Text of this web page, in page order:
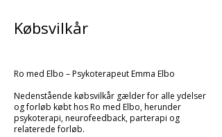
Købsvilkår
Ro med Elbo – Psykoterapeut Emma Elbo
Nedenstående købsvilkår gælder for alle ydelser
og forløb købt hos Ro med Elbo, herunder
psykoterapi, neurofeedback, parterapi og
relaterede forløb.